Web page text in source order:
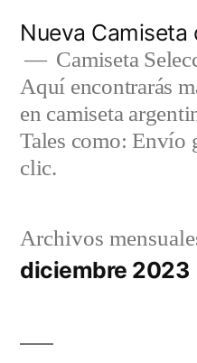
contenido
Nueva
Camiseta
Aquí encontrarás
en camiseta
Tales como: Envío
clic.
Archivos
diciembre 2023